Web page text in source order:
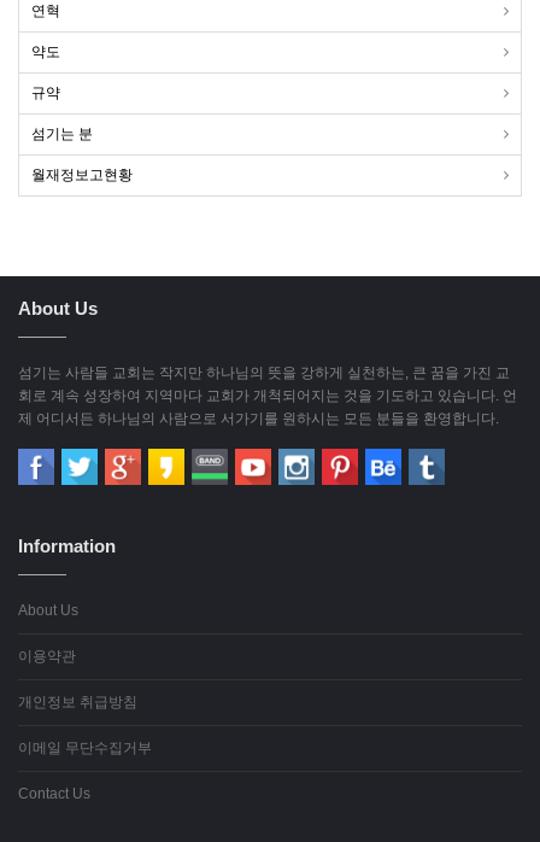
연혁
약도
규약
섬기는 분
월재정보고현황
About Us
섬기는 사람들 교회는 작지만 하나님의 뜻을 강하게 실천하는, 큰 꿈을 가진 교
회로 계속 성장하여 지역마다 교회가 개척되어지는 것을 기도하고 있습니다. 언
제 어디서든 하나님의 사람으로 서가기를 원하시는 모든 분들을 환영합니다.
Information
About Us
이용약관
개인정보 취급방침
이메일 무단수집거부
Contact Us